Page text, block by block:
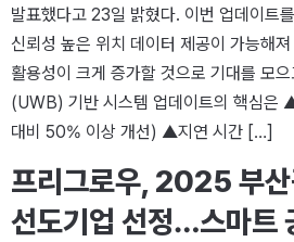
발표했다고 23일 밝혔다. 이번 업데이트
신뢰성 높은 위치 데이터 제공이 가능해
활용성이 크게 증가할 것으로 기대를 모
(UWB) 기반 시스템 업데이트의 핵심은
대비 50% 이상 개선) ▲지연 시간 […]
프리그로우, 2025 부산
선도기업 선정…스마트